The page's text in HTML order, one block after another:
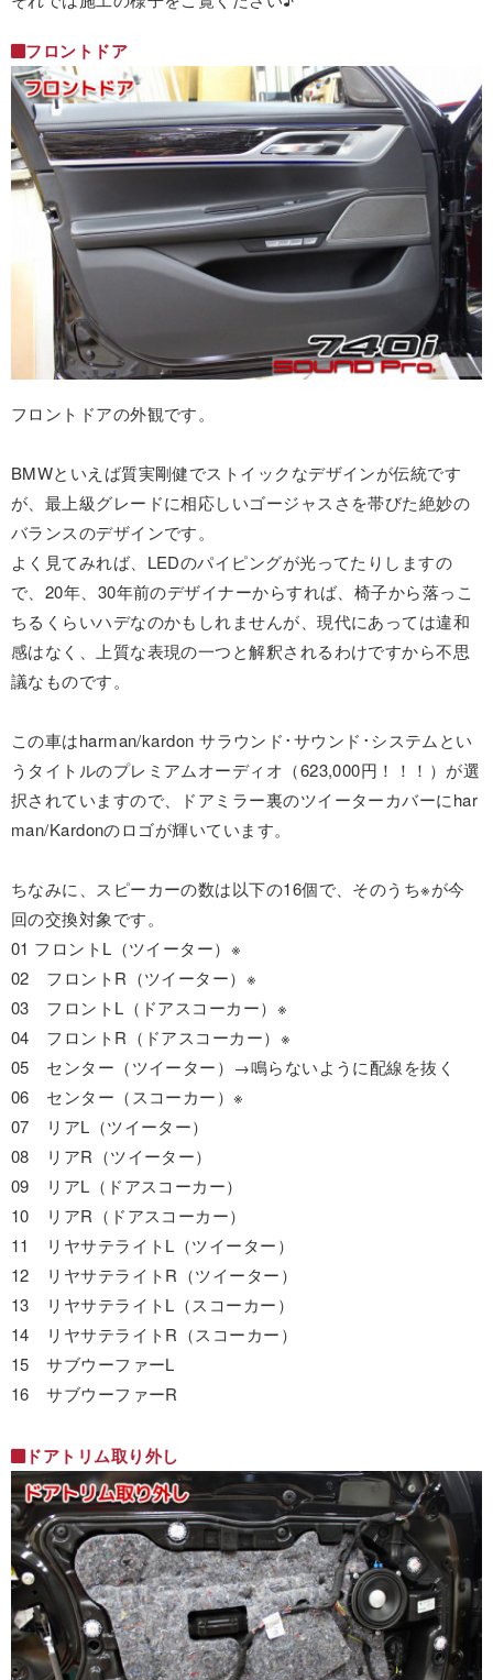
フロントドア
フロントドアの外観です。
BMWといえば質実剛健でストイックなデザインが伝統です
が、最上級グレードに相応しいゴージャスさを帯びた絶妙の
バランスのデザインです。
よく見てみれば、LEDのパイピングが光ってたりしますの
で、20年、30年前のデザイナーからすれば、椅子から落っこ
ちるくらいハデなのかもしれませんが、現代にあっては違和
感はなく、上質な表現の一つと解釈されるわけですから不思
議なものです。
この車はharman/kardon サラウンド･サウンド･システムとい
うタイトルのプレミアムオーディオ（623,000円！！！）が選
択されていますので、ドアミラー裏のツイーターカバーにhar
man/Kardonのロゴが輝いています。
ちなみに、スピーカーの数は以下の16個で、そのうち※が今
回の交換対象です。
01 フロントL（ツイーター）※
02 フロントR（ツイーター）※
03 フロントL（ドアスコーカー）※
04 フロントR（ドアスコーカー）※
05 センター（ツイーター）→鳴らないように配線を抜く
06 センター（スコーカー）※
07 リアL（ツイーター）
08 リアR（ツイーター）
09 リアL（ドアスコーカー）
10 リアR（ドアスコーカー）
11 リヤサテライトL（ツイーター）
12 リヤサテライトR（ツイーター）
13 リヤサテライトL（スコーカー）
14 リヤサテライトR（スコーカー）
15 サブウーファーL
16 サブウーファーR
ドアトリム取り外し